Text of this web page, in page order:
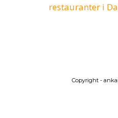
restauranter i
Copyright -